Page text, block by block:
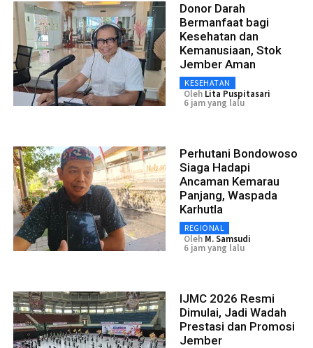
Donor Darah
Bermanfaat bagi
Kesehatan dan
Kemanusiaan, Stok
Jember Aman
KESEHATAN
Oleh Lita Puspitasari
6 jam yang lalu
Perhutani Bondowoso
Siaga Hadapi
Ancaman Kemarau
Panjang, Waspada
Karhutla
REGIONAL
Oleh M. Samsudi
6 jam yang lalu
IJMC 2026 Resmi
Dimulai, Jadi Wadah
Prestasi dan Promosi
Jember